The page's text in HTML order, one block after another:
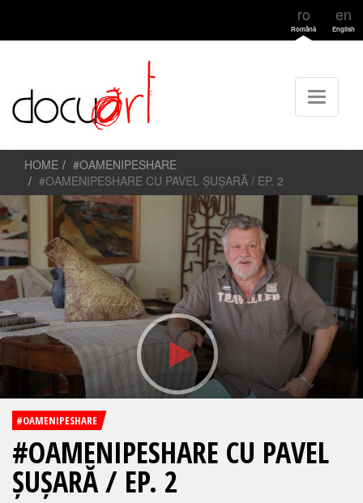
ro
Română
en
English
HOME
#OAMENIPESHARE
#OAMENIPESHARE CU PAVEL ȘUȘARĂ / EP. 2
#OAMENIPESHARE
#OAMENIPESHARE CU PAVEL
ȘUȘARĂ / EP. 2